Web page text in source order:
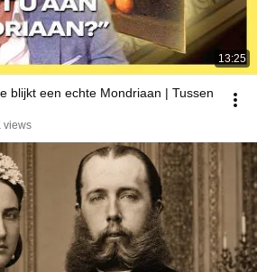
13:25
blijkt een echte Mondriaan | Tussen
views